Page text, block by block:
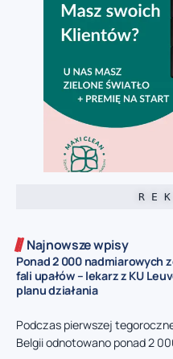
R E
Najnowsze wpisy
Ponad 2 000 nadmiarowych
fali upałów – lekarz z KU
planu działania
Podczas pierwszej
Belgii odnotowano ponad 2